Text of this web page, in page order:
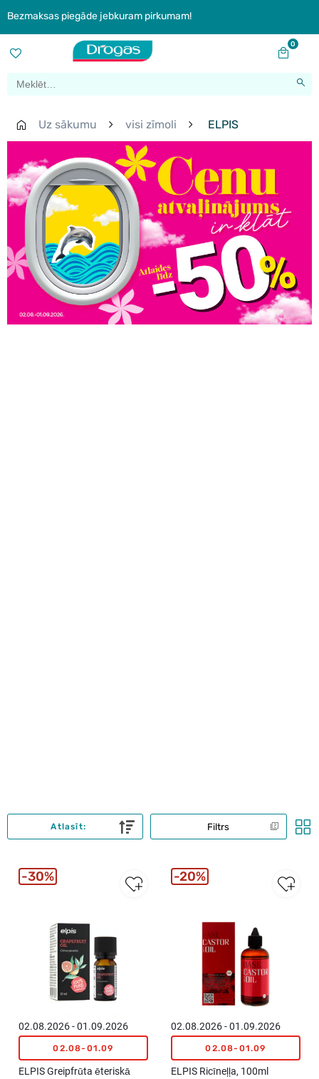
Bezmaksas piegāde jebkuram pirkumam!
0
Uz sākumu visi zīmoli ELPIS
Filtrs
Atlasīt:
02.08.2026 - 01.09.2026
02.08-01.09
ELPIS Greipfrūta ēteriskā
30%
02.08.2026 - 01.09.2026
02.08-01.09
ELPIS Ricīneļļa, 100ml
20%